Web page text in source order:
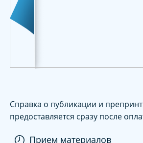
Справка о публикации и препринт
предоставляется сразу после
Прием материалов